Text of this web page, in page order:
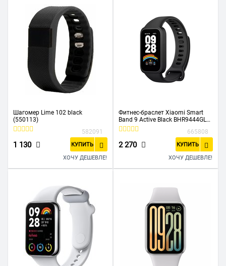
Шагомер Lime 102 black
(550113)
582091
1 130 КУПИТЬ
ХОЧУ ДЕШЕВЛЕ!
Фитнес-браслет Xiaomi Smart
Band 9 Active Black BHR9444GL
РСТ
665808
2 270 КУПИТЬ
ХОЧУ ДЕШЕВЛЕ!